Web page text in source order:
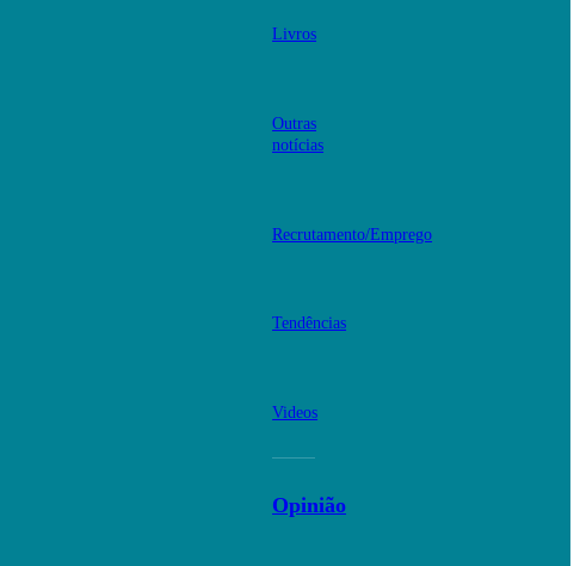
Livros
Outras
notícias
Recrutamento/Emprego
Tendências
Videos
Opinião